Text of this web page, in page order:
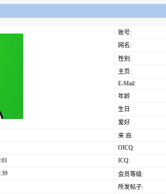
账号:
网名:
性别:
主页:
E-Mail:
年龄
生日
爱好
来 自:
OICQ:
ICQ:
会员等级:
所发帖子: